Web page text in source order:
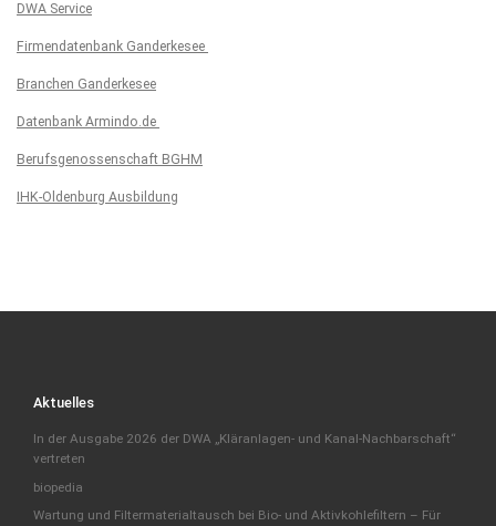
DWA Service
Firmendatenbank Ganderkesee
Branchen Ganderkesee
Datenbank Armindo.de
Berufsgenossenschaft BGHM
IHK-Oldenburg Ausbildung
Aktuelles
In der Ausgabe 2026 der DWA „Kläranlagen- und Kanal-Nachbarschaft“
vertreten
biopedia
Wartung und Filtermaterialtausch bei Bio- und Aktivkohlefiltern – Für